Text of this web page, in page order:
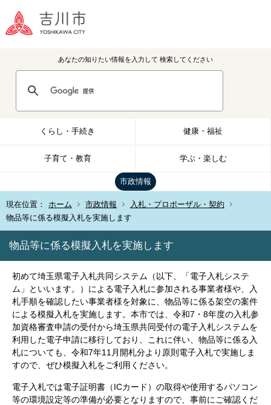
あなたの知りたい情報を入力して 検索してください
くらし・手続き 健康・福祉
子育て・教育 学ぶ・楽しむ
市政情報
現在位置： ホーム 市政情報
入札・プロポーザル・契約
物品等に係る模擬入札を実施します
物品等に係る模擬入札を実施します
初めて埼玉県電子入札共同システム（以下、「電子入札システ
ム」といいます。）による電子入札に参加される事業者様や、入
札手順を確認したい事業者様を対象に、物品等に係る架空の案件
による模擬入札を実施します。本市では、令和7・8年度の入札参
加資格審査申請の受付から埼玉県共同受付の電子入札システムを
利用した電子申請に移行しており、これに伴い、物品等に係る入
札についても、令和7年11月開札分より原則電子入札で実施しま
すので、ぜひ模擬入札をご利用ください。
電子入札では電子証明書（ICカード）の取得や使用するパソコン
等の環境設定等の準備が必要となりますので、事前にご確認くだ